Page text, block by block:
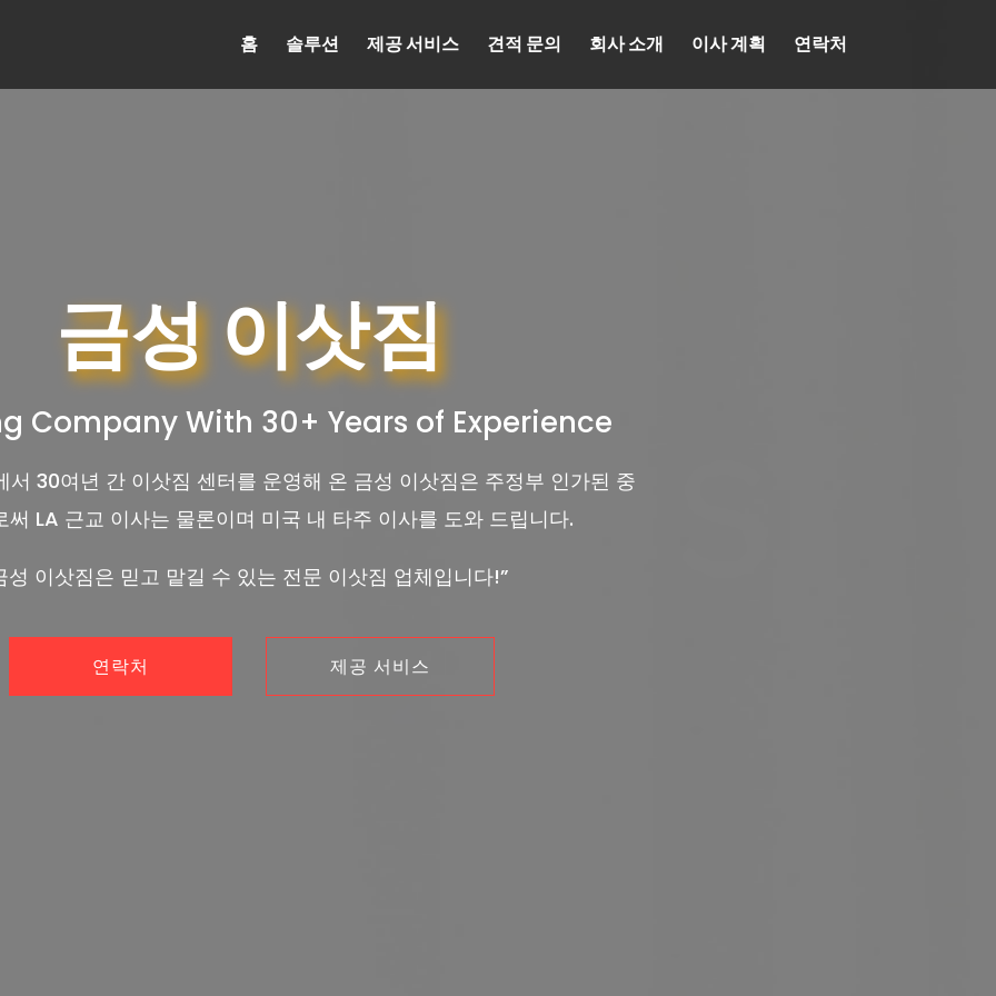
홈 솔루션 제공 서비스 견적 문의 회사 소개 이사 계획 연락처
금성 이삿짐
Company With 30+ Years of Experience
서 30여년 간 이삿짐 센터를 운영해 온 금성 이삿짐은 주정부 인가된 중
써 LA 근교 이사는 물론이며 미국 내 타주 이사를 도와 드립니다.
성 이삿짐은 믿고 맡길 수 있는 전문 이삿짐 업체입니다!”
연락처 제공 서비스